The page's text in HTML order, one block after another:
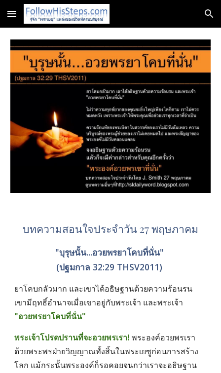
Skip to main content Skip to navigation
บทความสอนใจประจำวัน 27 พฤษภาคม
"บุรุษนั้น...อวยพรยาโคบที่นั่น"
(ปฐมกาล 32:29 THSV2011)
ยาโคบกลัวมาก และเขาได้อธิษฐานด้วยความร้อนรน
เขามีฤทธิ์อำนาจเมื่อเขาอยู่กับพระเจ้า และพระเจ้า
"อวยพรยาโคบที่นั่น"
พระเจ้าโปรดปรานที่จะอวยพรเรา! พระองค์อวยพรเรา
ด้วยพระพรฝ่ายวิญญาณทั้งสิ้นในพระเยซูก่อนการสร้าง
โลก แม้กระนั้นพระองค์ก็รอคอยจนกว่าเราจะอธิษฐาน